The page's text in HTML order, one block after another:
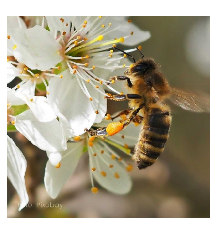
Brigades
Blog
Over ons
Contact